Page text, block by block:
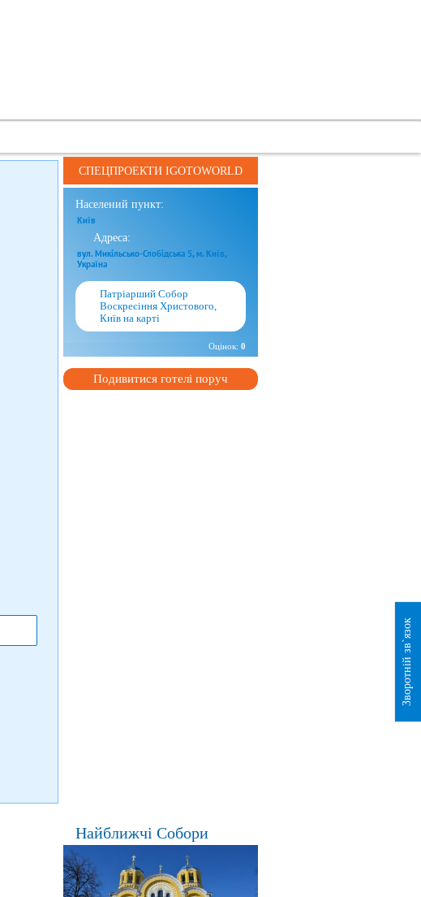
СПЕЦПРОЕКТИ IGOTOWORLD
Населений пункт:
Київ
Адреса:
вул. Микільсько-Слобідська 5, м. Київ,
Україна
Патріарший Собор
Воскресіння Христового,
Київ на карті
Оцінок: 0
Подивитися готелі поруч
Найближчі Собори
Зворотній зв`язок